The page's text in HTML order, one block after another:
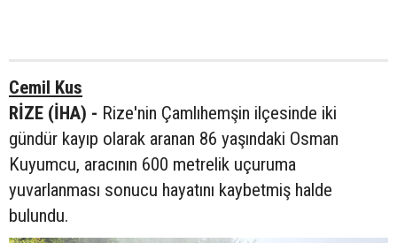
Cemil Kus
RİZE (İHA) - Rize'nin Çamlıhemşin ilçesinde iki
gündür kayıp olarak aranan 86 yaşındaki Osman
Kuyumcu, aracının 600 metrelik uçuruma
yuvarlanması sonucu hayatını kaybetmiş halde
bulundu.